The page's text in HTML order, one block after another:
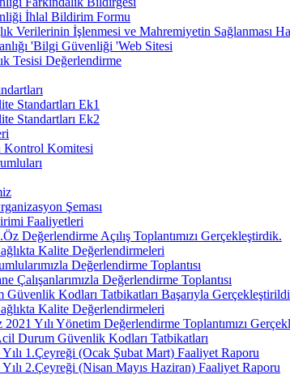
İhlal Bildirim Formu
Verilerinin İşlenmesi ve Mahremiyetin Sağlanması
'Bilgi Güvenliği 'Web Sitesi
Tesisi Değerlendirme
Standartları Ek1
Standartları Ek2
Kontrol Komitesi
Şeması
Faaliyetleri
Değerlendirme Açılış Toplantımızı Gerçekleştirdik.
Kalite Değerlendirmeleri
Değerlendirme Toplantısı
Çalışanlarımızla Değerlendirme Toplantısı
Kodları Tatbikatları Başarıyla Gerçekleştirildi
Kalite Değerlendirmeleri
2021 Yılı Yönetim Değerlendirme Toplantımızı
Durum Güvenlik Kodları Tatbikatları
1.Çeyreği (Ocak Şubat Mart) Faaliyet Raporu
2.Çeyreği (Nisan Mayıs Haziran) Faaliyet Raporu